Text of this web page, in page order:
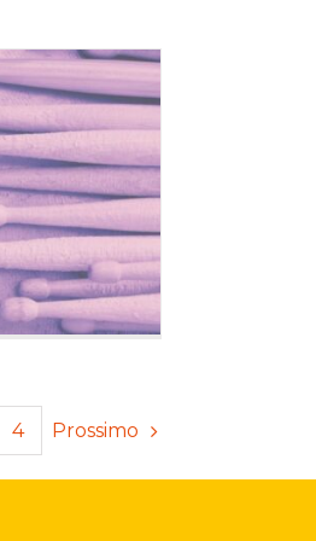
4 Prossimo